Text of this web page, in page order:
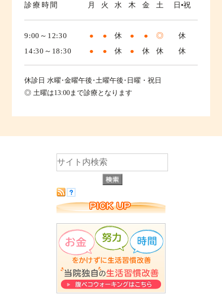
診療時間 月 火 水 木 金 土 日•祝
9:00～12:30 ● ● 休 ● ● ◎
休
14:30～18:30
● ● 休 ● 休 休 休
休診日 水曜･金曜午後･土曜午後･日曜・祝日
◎ 土曜は13:00まで診療となります